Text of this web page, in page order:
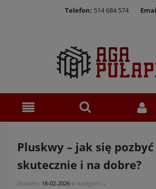
Telefon: 514 684 574
Pluskwy – jak się
skutecznie i na dobre?
Dodano: 18-02-2026 w kategorii: -